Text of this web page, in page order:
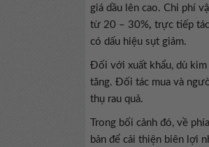
giá dầu lên cao. Chi phí
từ 20 – 30%, trực tiếp
có dấu hiệu sụt giảm.
Đối với xuất khẩu, dù kim
tăng. Đối tác mua và
thụ rau quả.
Trong bối cảnh đó, về
bản để cải thiện biên lợi